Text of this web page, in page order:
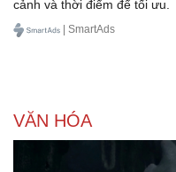
cảnh và thời điểm để tối ưu.
| SmartAds
VĂN HÓA